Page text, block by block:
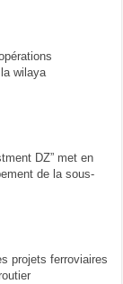
wilaya
DZ” met en
de la sous-
projets ferroviaires